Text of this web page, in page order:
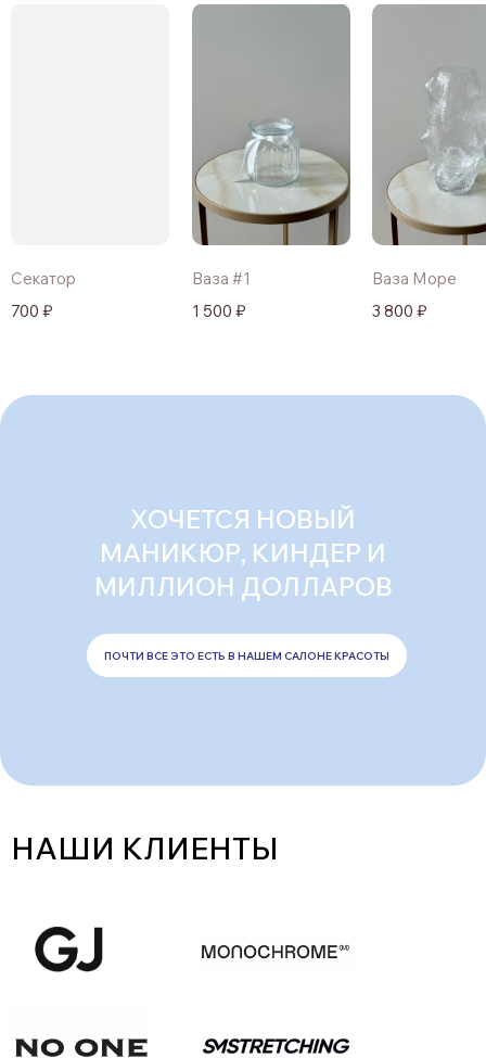
1 500 ₽
Ваза #1
3 800 ₽
Ваза Море
700 ₽
Секатор
ХОЧЕТСЯ НОВЫЙ
МАНИКЮР, КИНДЕР И
МИЛЛИОН ДОЛЛАРОВ
ПОЧТИ ВСЕ ЭТО ЕСТЬ В НАШЕМ САЛОНЕ КРАСОТЫ
НАШИ КЛИЕНТЫ